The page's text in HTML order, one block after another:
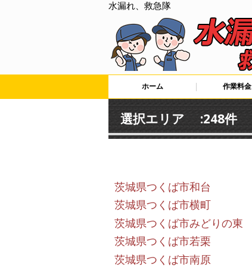
水漏れ、救急隊
ホーム 作業料金
選択エリア :248件
茨城県つくば市和台
茨城県つくば市横町
茨城県つくば市みどりの東
茨城県つくば市若栗
茨城県つくば市南原